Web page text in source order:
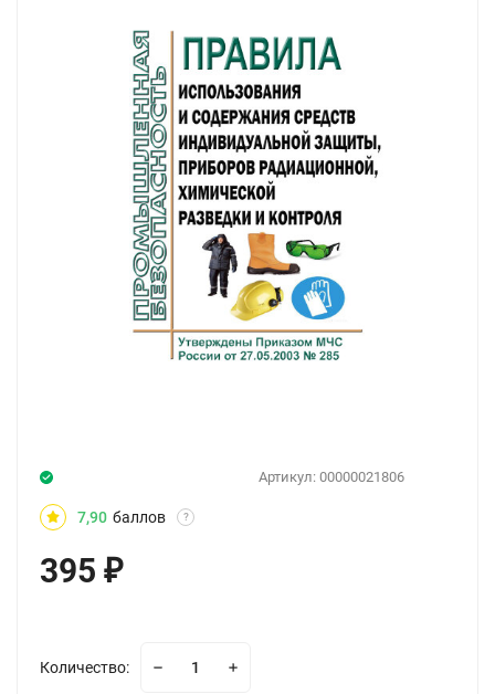
Артикул: 00000021806
7,90 баллов ?
395 ₽
Количество: